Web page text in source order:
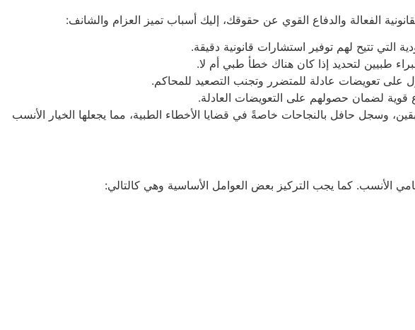
الفعالة والدفاع القوي عن حقوقك، إليك أسباب تميز العزام والشانف:
التي تتيح لهم توفير استشارات قانونية دقيقة.
طبيين لتحديد إذا كان هناك خطأ طبي أم لا.
على تعويضات عادلة للمتضرر وتجنب التصعيد للمحاكم.
قوية لضمان حصولهم على التعويضات العادلة.
وسجل حافل بالنجاحات خاصةً في قضايا الأخطاء الطبية، مما يجعلها الخيار الأنسب
الأنسب. كما يجب التركيز بعض العوامل الأساسية وهي كالتالي: